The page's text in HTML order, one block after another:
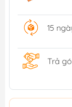
15
Trả